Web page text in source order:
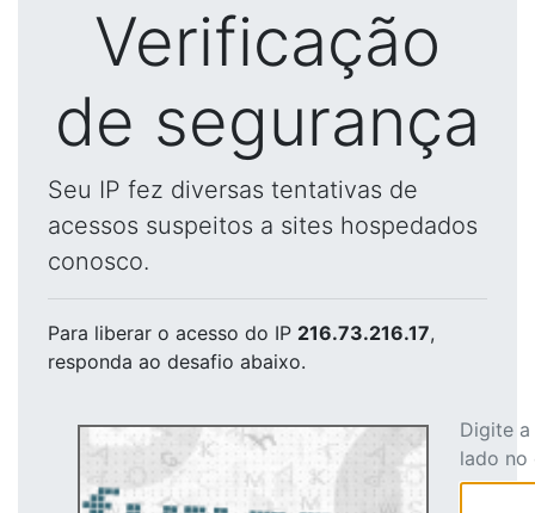
Verificação
de segurança
Seu IP fez diversas tentativas de
acessos suspeitos a sites hospedados
conosco.
Para liberar o acesso do IP 216.73.216.17,
responda ao desafio abaixo.
Digite
lado no